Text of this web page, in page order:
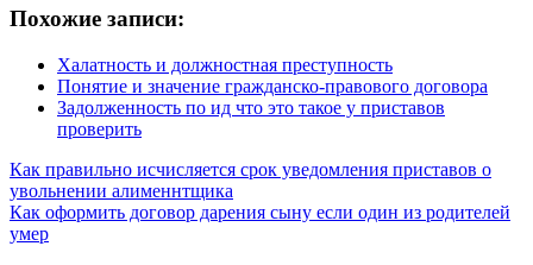
Похожие записи:
Халатность и должностная преступность
Понятие и значение гражданско-правового договора
Задолженность по ид что это такое у приставов
проверить
Как правильно исчисляется срок уведомления приставов о
увольнении алименнтщика
Как оформить договор дарения сыну если один из родителей
умер